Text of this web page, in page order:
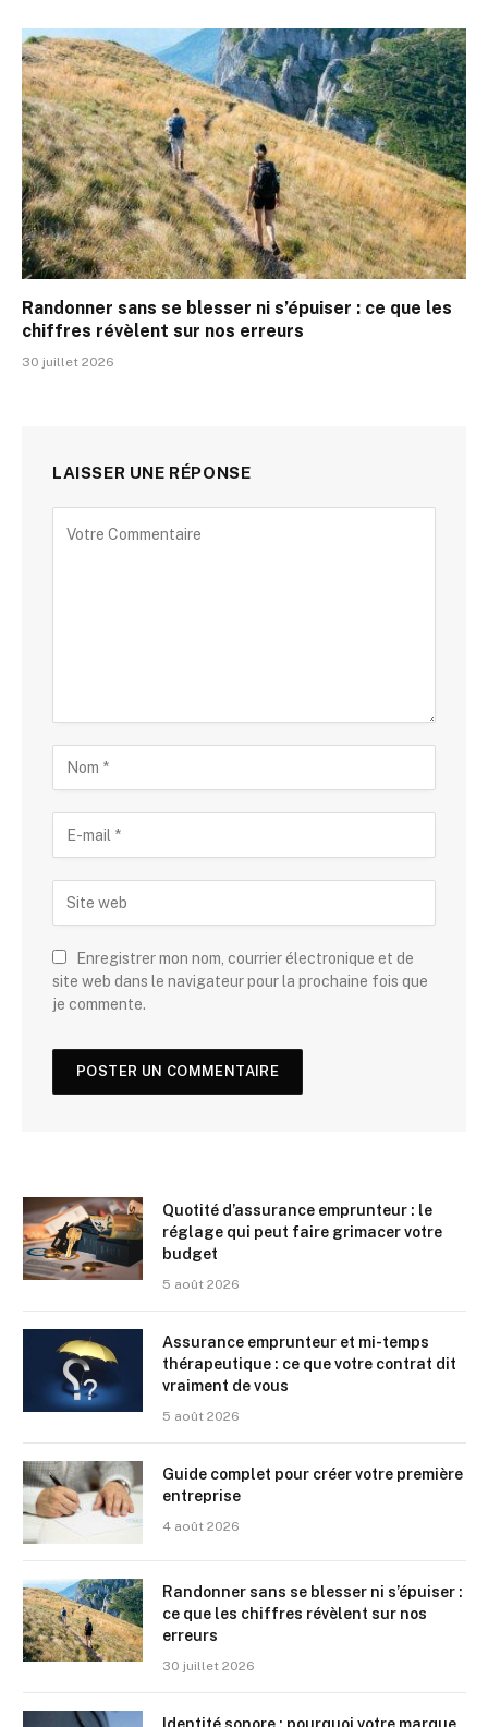
Randonner sans se blesser ni s’épuiser : ce que les
chiffres révèlent sur nos erreurs
30 juillet 2026
LAISSER UNE RÉPONSE
Enregistrer mon nom, courrier électronique et de
site web dans le navigateur pour la prochaine fois que
je commente.
Quotité d’assurance emprunteur : le
réglage qui peut faire grimacer votre
budget
5 août 2026
Assurance emprunteur et mi-temps
thérapeutique : ce que votre contrat dit
vraiment de vous
5 août 2026
Guide complet pour créer votre première
entreprise
4 août 2026
Randonner sans se blesser ni s’épuiser :
ce que les chiffres révèlent sur nos
erreurs
30 juillet 2026
Identité sonore : pourquoi votre marque